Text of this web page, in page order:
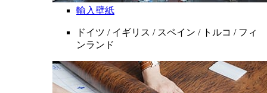
輸入壁紙
ドイツ / イギリス / スペイン / トルコ / フィ
ンランド